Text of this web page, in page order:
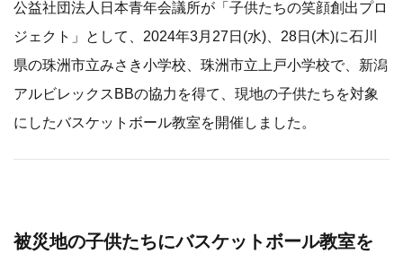
公益社団法人日本青年会議所が「子供たちの笑顔創出プロ
ジェクト」として、2024年3月27日(水)、28日(木)に石川
県の珠洲市立みさき小学校、珠洲市立上戸小学校で、新潟
アルビレックスBBの協力を得て、現地の子供たちを対象
にしたバスケットボール教室を開催しました。
被災地の子供たちにバスケットボール教室を